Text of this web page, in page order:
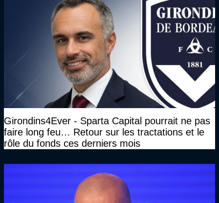
Girondins4Ever - Sparta Capital pourrait ne pas
faire long feu… Retour sur les tractations et le
rôle du fonds ces derniers mois